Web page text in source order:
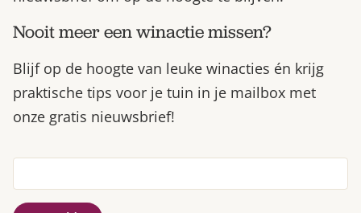
Nooit meer een winactie missen?
Blijf op de hoogte van leuke winacties én krijg
praktische tips voor je tuin in je mailbox met
onze gratis nieuwsbrief!